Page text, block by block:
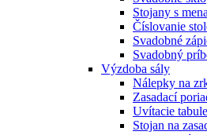
Stojany s
Číslovanie
Svadobné
Svadobný
Výzdoba sály
Nálepky na
Zasadací
Uvítacie tabule
Stojan na